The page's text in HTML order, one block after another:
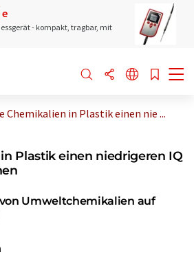
- kompakt, tragbar, mit
Chemikalien in Plastik einen nie ...
Plastik einen niedrigeren IQ
Umweltchemikalien auf